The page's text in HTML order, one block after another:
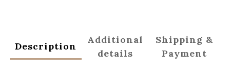
Description
Additional
details
Shipping &
Payment